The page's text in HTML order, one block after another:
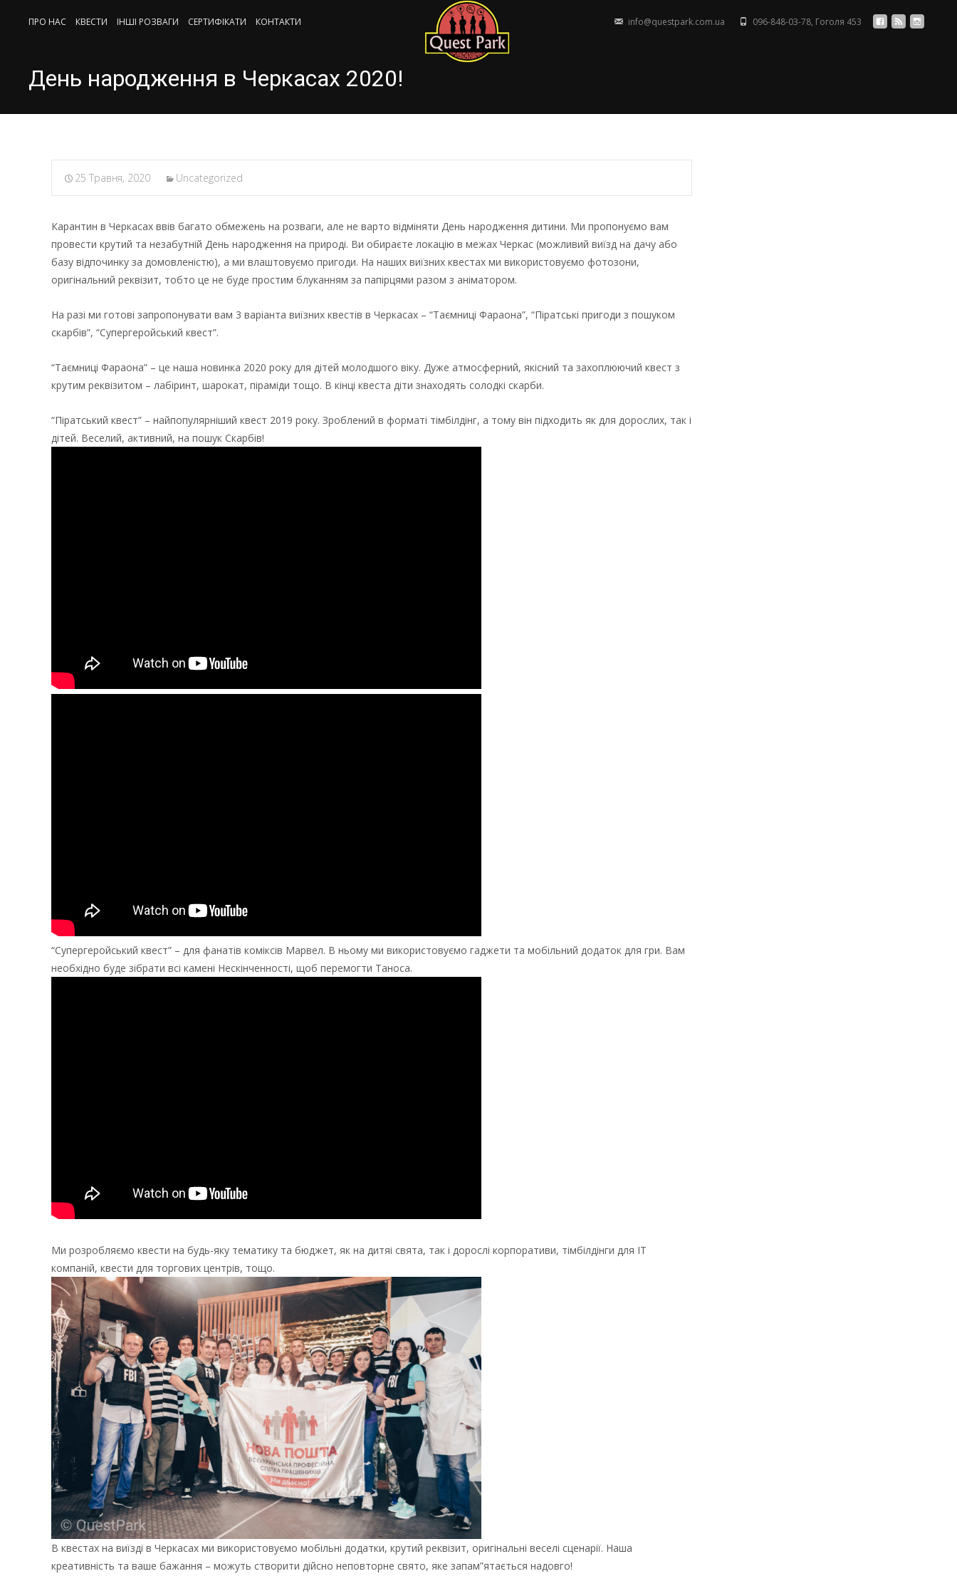
096-848-03-78, Гоголя 453
info@questpark.com.ua
Skip
ПРО НАС КВЕСТИ ІНШІ РОЗВАГИ СЕРТИФIКАТИ КОНТАКТИ
День народження в Черкасах 2020!
25 Травня, 2020 Uncategorized
Карантин в Черкасах ввів багато обмежень на розваги, але не варто відміняти День народження дитини. Ми пропонуємо вам
провести крутий та незабутній День народження на природі. Ви обираєте локацію в межах Черкас (можливий виїзд на дачу або
базу відпочинку за домовленістю), а ми влаштовуємо пригоди. На наших виїзних квестах ми використовуємо фотозони,
оригінальний реквізит, тобто це не буде простим блуканням за папірцями разом з аніматором.
На разі ми готові запропонувати вам 3 варіанта виїзних квестів в Черкасах – “Таємниці Фараона”, “Піратські пригоди з пошуком
скарбів”, “Супергеройський квест”.
“Таємниці Фараона” – це наша новинка 2020 року для дітей молодшого віку. Дуже атмосферний, якісний та захоплюючий квест з
крутим реквізитом – лабіринт, шарокат, піраміди тощо. В кінці квеста діти знаходять солодкі скарби.
“Піратський квест” – найпопулярніший квест 2019 року. Зроблений в форматі тімбілдінг, а тому він підходить як для дорослих, так і
дітей. Веселий, активний, на пошук Скарбів!
“Супергеройський квест” – для фанатів коміксів Марвел. В ньому ми використовуємо гаджети та мобільний додаток для гри. Вам
необхідно буде зібрати всі камені Нескінченності, щоб перемогти Таноса.
Ми розробляємо квести на будь-яку тематику та бюджет, як на дитяі свята, так і дорослі корпоративи, тімбілдінги для ІТ
компаній, квести для торгових центрів, тощо.
В квестах на виїзді в Черкасах ми використовуємо мобільні додатки, крутий реквізит, оригінальні веселі сценарії. Наша
креативність та ваше бажання – можуть створити дійсно неповторне свято, яке запам”ятається надовго!